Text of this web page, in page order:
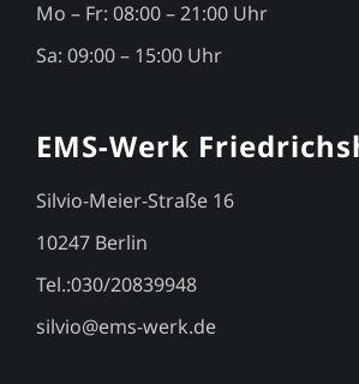
Mo – Fr: 08:00 – 21:00 Uhr
Sa: 09:00 – 15:00 Uhr
EMS-Werk
Silvio-Meier-Straße 16
10247 Berlin
Tel.:030/20839948
silvio@ems-werk.de